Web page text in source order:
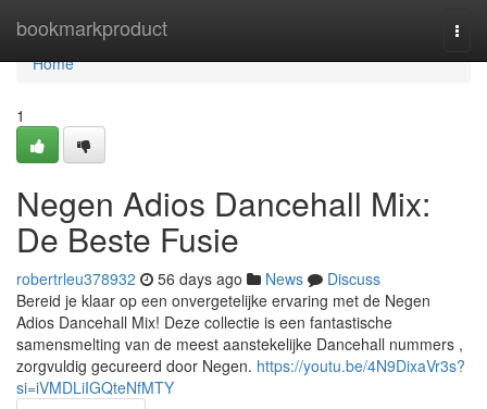
bookmarkproduct
Home
Home
1
Negen Adios Dancehall Mix:
De Beste Fusie
robertrleu378932 56 days ago News
Discuss
Bereid je klaar op een onvergetelijke ervaring met de Negen
Adios Dancehall Mix! Deze collectie is een fantastische
samensmelting van de meest aanstekelijke Dancehall nummers ,
zorgvuldig gecureerd door Negen. https://youtu.be/4N9DixaVr3s?
si=iVMDLiIGQteNfMTY